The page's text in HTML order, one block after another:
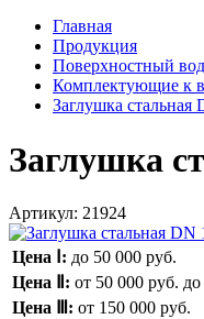
Главная
Продукция
Поверхностный
Комплектующие к
Заглушка стальная
Заглушка
Артикул: 21924
Цена Ⅰ: до 50 000 руб.
Цена Ⅱ: от 50 000 руб.
Цена Ⅲ: от 150 000 руб.